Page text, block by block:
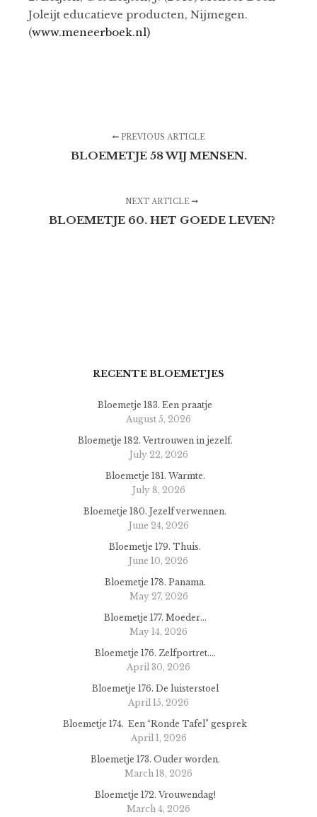
Joleijt educatieve producten, Nijmegen.
(www.meneerboek.nl)
PREVIOUS ARTICLE
BLOEMETJE 58 WIJ MENSEN.
NEXT ARTICLE
BLOEMETJE 60. HET GOEDE LEVEN?
RECENTE BLOEMETJES
Bloemetje 183. Een praatje
August 5, 2026
Bloemetje 182. Vertrouwen in jezelf.
July 22, 2026
Bloemetje 181. Warmte.
July 8, 2026
Bloemetje 180. Jezelf verwennen.
June 24, 2026
Bloemetje 179. Thuis.
June 10, 2026
Bloemetje 178. Panama.
May 27, 2026
Bloemetje 177. Moeder…
May 14, 2026
Bloemetje 176. Zelfportret….
April 30, 2026
Bloemetje 176. De luisterstoel
April 15, 2026
Bloemetje 174. Een “Ronde Tafel” gesprek
April 1, 2026
Bloemetje 173. Ouder worden.
March 18, 2026
Bloemetje 172. Vrouwendag!
March 4, 2026